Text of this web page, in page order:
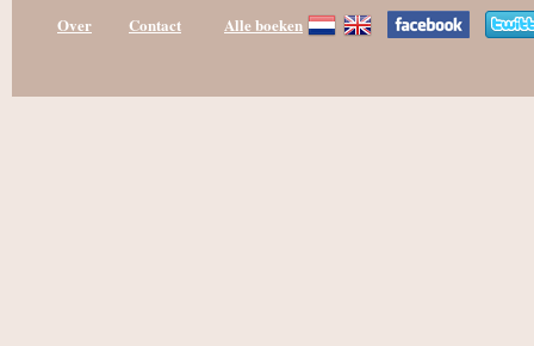
Over Contact Alle boeken